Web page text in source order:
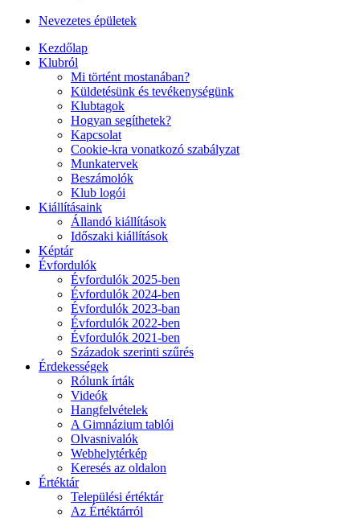
Nevezetes épületek
Kezdőlap
Klubról
Mi történt mostanában?
Küldetésünk és tevékenységünk
Klubtagok
Hogyan segíthetek?
Kapcsolat
Cookie-kra vonatkozó szabályzat
Munkatervek
Beszámolók
Klub logói
Kiállításaink
Állandó kiállítások
Időszaki kiállítások
Képtár
Évfordulók
Évfordulók 2025-ben
Évfordulók 2024-ben
Évfordulók 2023-ban
Évfordulók 2022-ben
Évfordulók 2021-ben
Századok szerinti szűrés
Érdekességek
Rólunk írták
Videók
Hangfelvételek
A Gimnázium tablói
Olvasnivalók
Webhelytérkép
Keresés az oldalon
Értéktár
Települési értéktár
Az Értéktárról